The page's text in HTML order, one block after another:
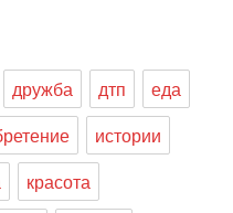
дружба дтп
еда
истории
красота